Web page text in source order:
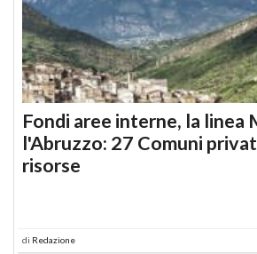
Fondi aree interne, la linea
l'Abruzzo: 27 Comuni
risorse
di Redazione